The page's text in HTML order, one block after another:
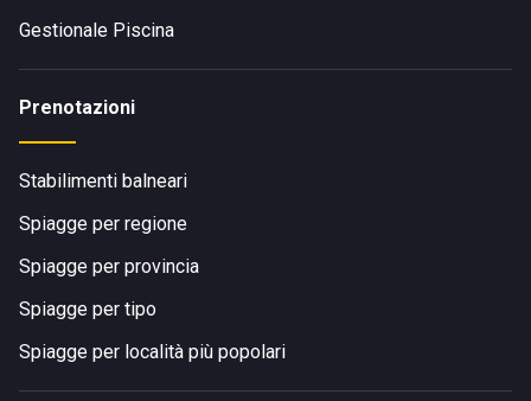
Gestionale Piscina
Prenotazioni
Stabilimenti balneari
Spiagge per regione
Spiagge per provincia
Spiagge per tipo
Spiagge per località più popolari